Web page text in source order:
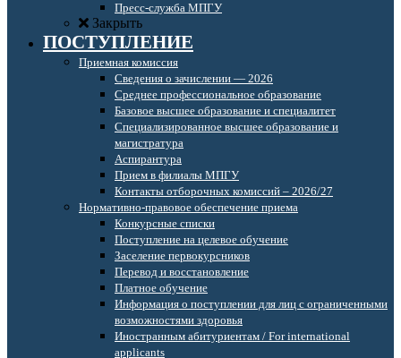
Пресс-служба МПГУ
Закрыть
ПОСТУПЛЕНИЕ
Приемная комиссия
Сведения о зачислении — 2026
Среднее профессиональное образование
Базовое высшее образование и специалитет
Специализированное высшее образование и
магистратура
Аспирантура
Прием в филиалы МПГУ
Контакты отборочных комиссий – 2026/27
Нормативно-правовое обеспечение приема
Конкурсные списки
Поступление на целевое обучение
Заселение первокурсников
Перевод и восстановление
Платное обучение
Информация о поступлении для лиц с ограниченными
возможностями здоровья
Иностранным абитуриентам / For international
applicants